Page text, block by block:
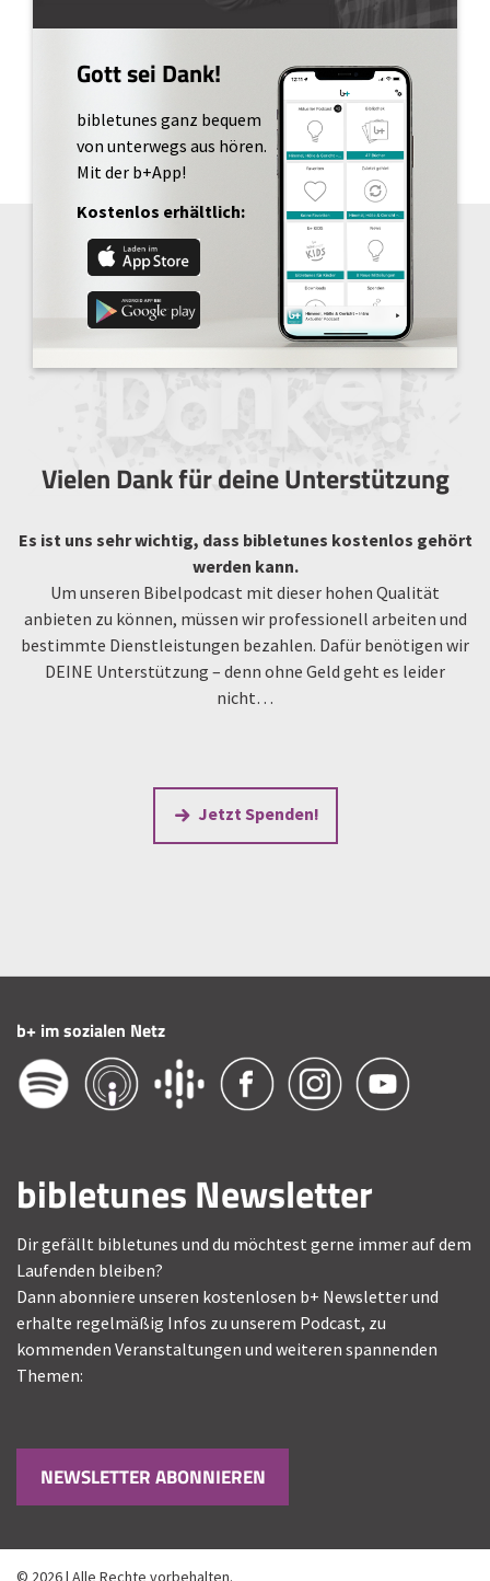
Gott sei Dank!
bibletunes ganz bequem
von unterwegs aus hören.
Mit der b+App!
Kostenlos erhältlich:
Vielen Dank für deine Unterstützung
Es ist uns sehr wichtig, dass bibletunes kostenlos gehört
werden kann.
Um unseren Bibelpodcast mit dieser hohen Qualität
anbieten zu können, müssen wir professionell arbeiten und
bestimmte Dienstleistungen bezahlen. Dafür benötigen wir
DEINE Unterstützung – denn ohne Geld geht es leider
nicht…
Jetzt Spenden!
b+ im sozialen Netz
bibletunes Newsletter
Dir gefällt bibletunes und du möchtest gerne immer auf dem
Laufenden bleiben?
Dann abonniere unseren kostenlosen b+ Newsletter und
erhalte regelmäßig Infos zu unserem Podcast, zu
kommenden Veranstaltungen und weiteren spannenden
Themen:
NEWSLETTER ABONNIEREN
© 2026 | Alle Rechte vorbehalten.